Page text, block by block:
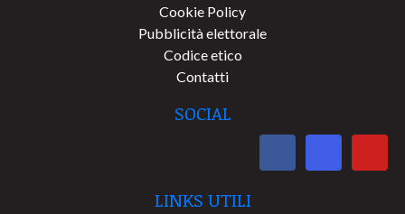
Cookie Policy
Pubblicità elettorale
Codice etico
Contatti
SOCIAL
LINKS UTILI